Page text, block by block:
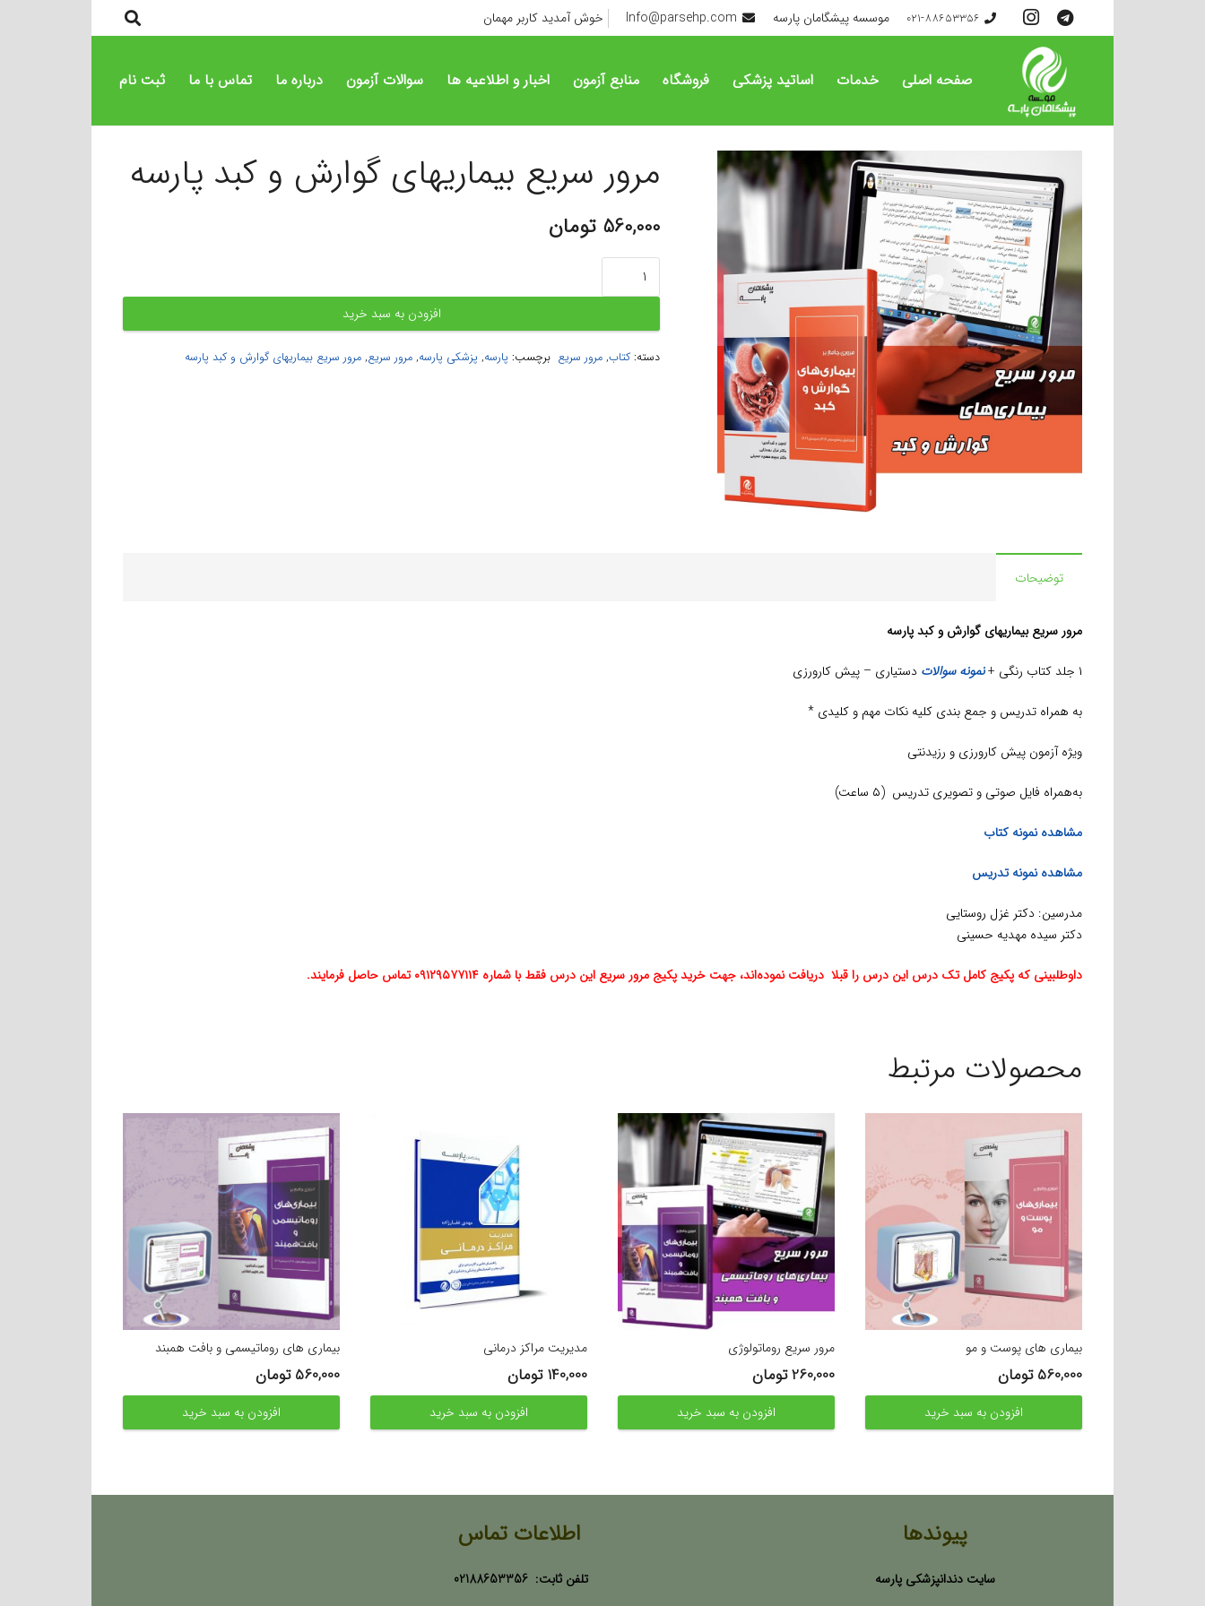
021-88653356 موسسه پیشگامان پارسه Info@parsehp.com خوش آمدید کاربر مهمان
صفحه اصلی خدمات اساتید پزشکی فروشگاه منابع آزمون اخبار و اطلاعیه ها سوالات آزمون درباره ما تماس با ما ثبت نام
مرور سریع بیماریهای گوارش و کبد پارسه
560,000 تومان
گوارش
و
افزودن به سبد خرید
دسته: کتاب, مرور سریع برچسب: پارسه, پزشکی پارسه, مرور سریع, مرور سریع بیماریهای گوارش و کبد پارسه
توضیحات
مرور سریع بیماریهای گوارش و کبد پارسه
۱ جلد کتاب رنگی + نمونه سوالات دستیاری – پیش کارورزی
به همراه تدریس و جمع بندی کلیه نکات مهم و کلیدی *
ویژه آزمون پیش کارورزی و رزیدنتی
به‌همراه فایل صوتی و تصویری تدریس (۵ ساعت)
مشاهده نمونه کتاب
مشاهده نمونه تدریس
مدرسین: دکتر غزل روستایی
دکتر سیده مهدیه حسینی
داوطلبینی که پکیج کامل تک درس این درس را قبلا دریافت نموده‌اند، جهت خرید پکیج مرور سریع این درس فقط با شماره ۰۹۱۲۹۵۷۷۱۱۴ تماس حاصل فرمایند.
محصولات مرتبط
بیماری های پوست و مو
560,000 تومان
افزودن به سبد خرید
مرور سریع روماتولوژی
260,000تومان
افزودن به سبد خرید
مدیریت مراکز درمانی
140,000 تومان
افزودن به سبد خرید
بیماری های روماتیسمی و بافت همبند
560,000 تومان
افزودن به سبد خرید
پیوندها
سایت دندانپزشکی پارسه
اطلاعات تماس
تلفن ثابت: 02188653356